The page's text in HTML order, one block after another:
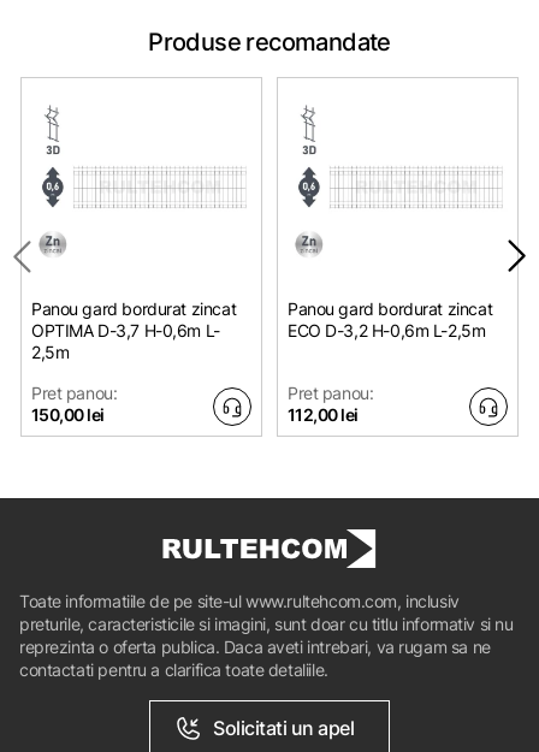
Produse recomandate
Panou gard bordurat zincat
OPTIMA D-3,7 H-0,6m L-
2,5m
Pret panou:
150,00 lei
Panou gard bordurat zincat
ЕСО D-3,2 H-0,6m L-2,5m
Pret panou:
112,00 lei
Toate informatiile de pe site-ul www.rultehcom.com, inclusiv
preturile, caracteristicile si imagini, sunt doar cu titlu informativ si nu
reprezinta o oferta publica. Daca aveti intrebari, va rugam sa ne
contactati pentru a clarifica toate detaliile.
Solicitati un apel